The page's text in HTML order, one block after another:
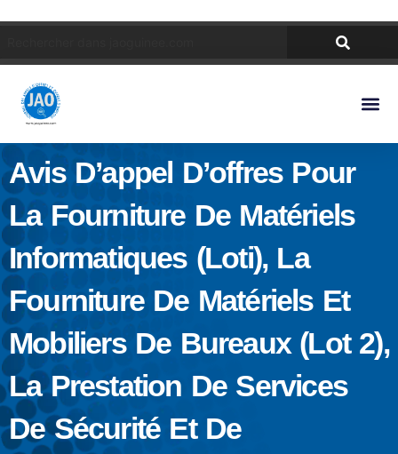
Avis D’appel D’offres Pour
La Fourniture De Matériels
Informatiques (loti), La
Fourniture De Matériels Et
Mobiliers De Bureaux (lot 2),
La Prestation De Services
De Sécurité Et De